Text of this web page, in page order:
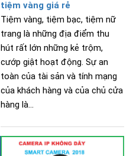
tiệm vàng giá rẻ
Tiệm vàng, tiệm bạc, tiệm nữ
trang là những địa điểm thu
hút rất lớn những kẻ trộm,
cướp giật hoạt động. Sự an
toàn của tài sản và tính mạng
của khách hàng và của chủ cửa
hàng là...